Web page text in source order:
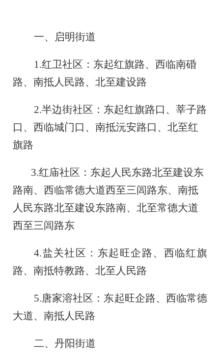
一、启明街道
1.红卫社区：东起红旗路、西临南碈
路、南抵人民路、北至建设路
2.半边街社区：东起红旗路口、莘子路
口、西临城门口、南抵沅安路口、北至红
旗路
3.红庙社区：东起人民东路北至建设东
路南、西临常德大道西至三闾路东、南抵
人民东路北至建设东路南、北至常德大道
西至三闾路东
4.盐关社区：东起旺企路、西临红旗
路、南抵特教路、北至人民路
5.唐家溶社区：东起旺企路、西临常德
大道、南抵人民路
二、丹阳街道